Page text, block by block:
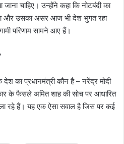
जाना चाहिए। उन्होंने कहा कि नोटबंदी का
और उसका असर आज भी देश भुगत रहा
परिणाम सामने आए हैं।
देश का प्रधानमंत्री कौन है – नरेंद्र मोदी
के फैसले अमित शाह की सोच पर आधारित
रहे हैं। यह एक ऐसा सवाल है जिस पर कई